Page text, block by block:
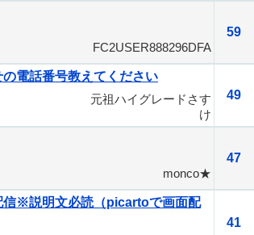
59
FC2USER888296DFA
電話番号教えてください
49
元祖ハイグレードさす
け
47
monco★
信※説明文必読（picartoで画面配
41